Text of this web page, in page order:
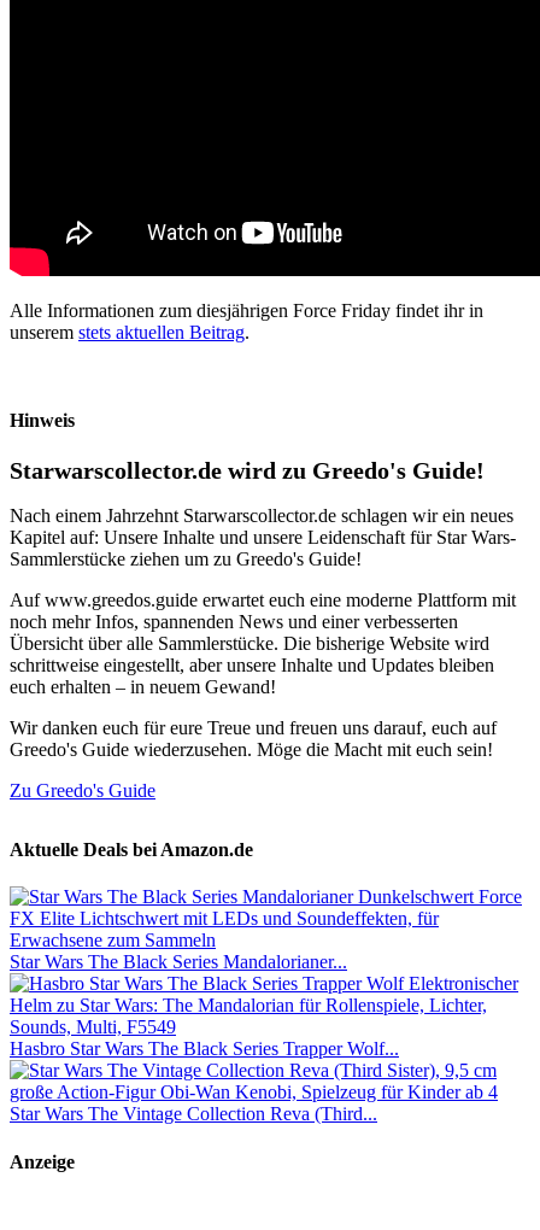
Alle Informationen zum diesjährigen Force Friday findet ihr in
unserem stets aktuellen Beitrag.
Hinweis
Starwarscollector.de wird zu Greedo's Guide!
Nach einem Jahrzehnt Starwarscollector.de schlagen wir ein neues
Kapitel auf: Unsere Inhalte und unsere Leidenschaft für Star Wars-
Sammlerstücke ziehen um zu Greedo's Guide!
Auf www.greedos.guide erwartet euch eine moderne Plattform mit
noch mehr Infos, spannenden News und einer verbesserten
Übersicht über alle Sammlerstücke. Die bisherige Website wird
schrittweise eingestellt, aber unsere Inhalte und Updates bleiben
euch erhalten – in neuem Gewand!
Wir danken euch für eure Treue und freuen uns darauf, euch auf
Greedo's Guide wiederzusehen. Möge die Macht mit euch sein!
Zu Greedo's Guide
Aktuelle Deals bei Amazon.de
Star Wars The Black Series Mandalorianer...
Hasbro Star Wars The Black Series Trapper Wolf...
Star Wars The Vintage Collection Reva (Third...
Anzeige